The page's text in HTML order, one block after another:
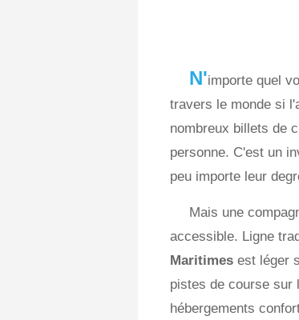
N'importe quel
travers le monde si
nombreux billets de
personne. C'est un
peu importe leur
Mais une
accessible. Ligne
Maritimes est léger
pistes de course sur
hébergements